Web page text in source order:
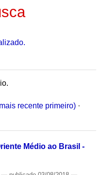
recente primeiro) ·
Médio ao Brasil -